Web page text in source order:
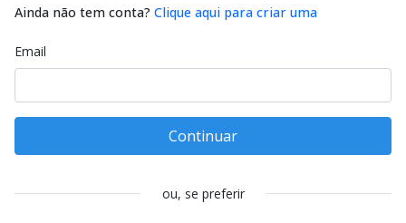
Ainda não tem conta? Clique aqui para criar uma
Email
Continuar
ou, se preferir